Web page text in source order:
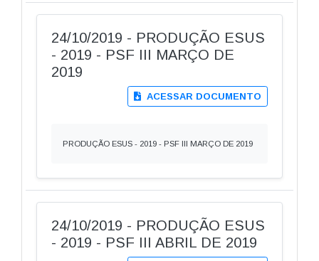
24/10/2019 - PRODUÇÃO ESUS
- 2019 - PSF III MARÇO DE
2019
ACESSAR DOCUMENTO
PRODUÇÃO ESUS - 2019 - PSF III MARÇO DE 2019
24/10/2019 - PRODUÇÃO ESUS
- 2019 - PSF III ABRIL DE 2019